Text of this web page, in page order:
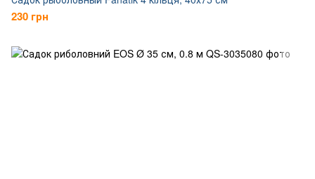
230 грн